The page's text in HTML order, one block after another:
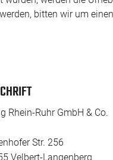
bitten wir um
Rhein-Ruhr GmbH & Co.
Str. 256
Velbert-Langenberg